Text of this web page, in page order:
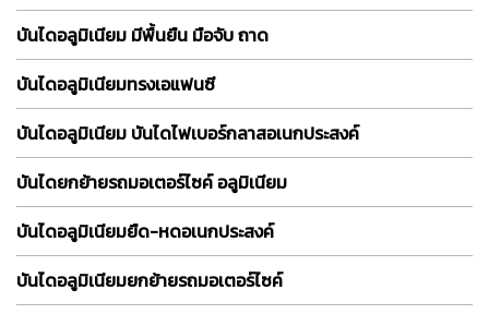
บันไดอลูมิเนียม มีพื้นยืน มือจับ ถาด
บันไดอลูมิเนียมทรงเอแฟนซี
บันไดอลูมิเนียม บันไดไฟเบอร์กลาสอเนกประสงค์
บันไดยกย้ายรถมอเตอร์ไซค์ อลูมิเนียม
บันไดอลูมิเนียมยืด-หดอเนกประสงค์
บันไดอลูมิเนียมยกย้ายรถมอเตอร์ไซค์